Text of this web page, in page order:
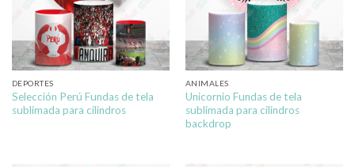
DEPORTES
Selección Perú Fundas de tela
sublimada para cilindros
ANIMALES
Unicornio Fundas de tela
sublimada para cilindros
backdrop